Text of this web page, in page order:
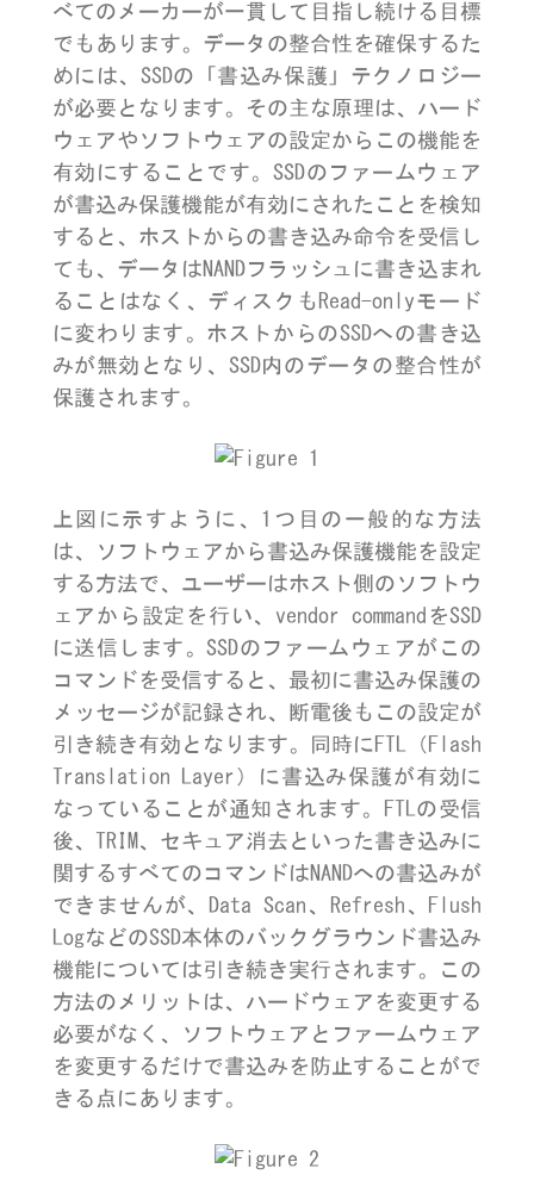
べてのメーカーが一貫して目指し続ける目標
でもあります。データの整合性を確保するた
めには、SSDの「書込み保護」テクノロジー
が必要となります。その主な原理は、ハード
ウェアやソフトウェアの設定からこの機能を
有効にすることです。SSDのファームウェア
が書込み保護機能が有効にされたことを検知
すると、ホストからの書き込み命令を受信し
ても、データはNANDフラッシュに書き込まれ
ることはなく、ディスクもRead-onlyモード
に変わります。ホストからのSSDへの書き込
みが無効となり、SSD内のデータの整合性が
保護されます。
上図に示すように、1つ目の一般的な方法
は、ソフトウェアから書込み保護機能を設定
する方法で、ユーザーはホスト側のソフトウ
ェアから設定を行い、vendor commandをSSD
に送信します。SSDのファームウェアがこの
コマンドを受信すると、最初に書込み保護の
メッセージが記録され、断電後もこの設定が
引き続き有効となります。同時にFTL（Flash
Translation Layer）に書込み保護が有効に
なっていることが通知されます。FTLの受信
後、TRIM、セキュア消去といった書き込みに
関するすべてのコマンドはNANDへの書込みが
できませんが、Data Scan、Refresh、Flush
LogなどのSSD本体のバックグラウンド書込み
機能については引き続き実行されます。この
方法のメリットは、ハードウェアを変更する
必要がなく、ソフトウェアとファームウェア
を変更するだけで書込みを防止することがで
きる点にあります。